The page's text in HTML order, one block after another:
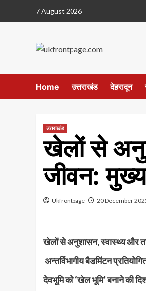
7 August 2026
Home उत्तराखंड देहरादून
उत्तराखंड
खेलों से
जीवन:
Ukfrontpage 20 December
खेलों से अनुशासन, स्वास्थ्य और
अन्तर्विभागीय बैडमिंटन
देवभूमि को ‘खेल भूमि’ बनाने की